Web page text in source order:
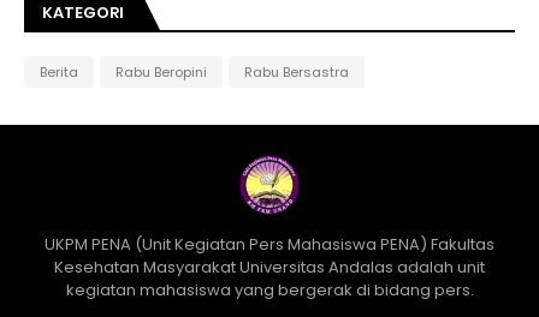
KATEGORI
Berita Rabu Beropini Rabu Bersastra
UKPM PENA (Unit Kegiatan Pers Mahasiswa PENA) Fakultas
Kesehatan Masyarakat Universitas Andalas adalah unit
kegiatan mahasiswa yang bergerak di bidang pers.